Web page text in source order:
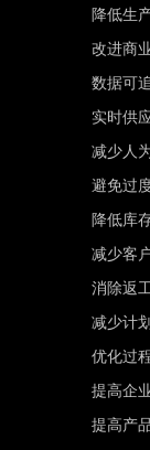
降低生
改进商
数据可
实时供
减少人
避免过
降低库
减少客
消除返
减少计
优化过
提高企
提高产